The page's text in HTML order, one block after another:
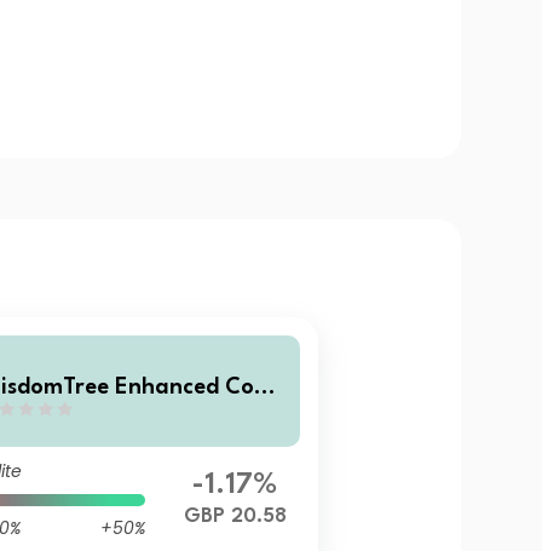
Enhanced Com
0% +50%
-1.17%
GBP 20.58